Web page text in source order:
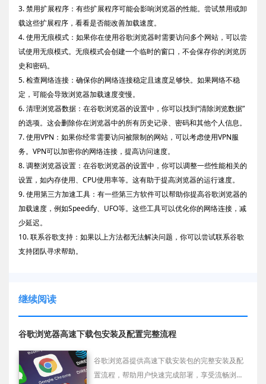
3. 禁用扩展程序：有些扩展程序可能会影响浏览器的性能。尝试禁用或卸
载这些扩展程序，看看是否能改善加载速度。
4. 使用无痕模式：如果你在使用谷歌浏览器时需要访问多个网站，可以尝
试使用无痕模式。无痕模式会创建一个临时的窗口，不会保存你的浏览历
史和密码。
5. 检查网络连接：确保你的网络连接稳定且速度足够快。如果网络不稳
定，可能会导致浏览器加载速度变慢。
6. 清理浏览器数据：在谷歌浏览器的设置中，你可以找到“清除浏览数据”
的选项。这会删除你在浏览器中的所有历史记录、密码和其他个人信息。
7. 使用VPN：如果你经常需要访问被限制的网站，可以考虑使用VPN服
务。VPN可以加密你的网络连接，提高访问速度。
8. 调整浏览器设置：在谷歌浏览器的设置中，你可以调整一些性能相关的
设置，如内存使用、CPU使用率等。这有助于提高浏览器的运行速度。
9. 使用第三方加速工具：有一些第三方软件可以帮助你提高谷歌浏览器的
加载速度，例如Speedify、UFO等。这些工具可以优化你的网络连接，减
少延迟。
10. 联系谷歌支持：如果以上方法都无法解决问题，你可以尝试联系谷歌
支持团队寻求帮助。
继续阅读
谷歌浏览器高速下载包安装及配置完整流程
谷歌浏览器提供高速下载安装包的完整安装及配
置流程，帮助用户快速完成部署，享受流畅浏览